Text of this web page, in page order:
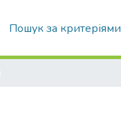
Пошук за критеріями